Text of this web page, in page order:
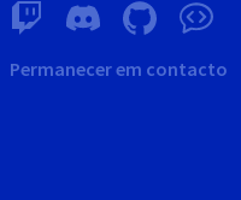
Permanecer em contacto